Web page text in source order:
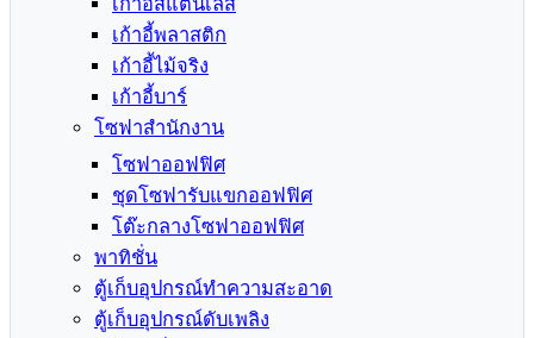
เก้าอี้พลาสติก
เก้าอี้ไม้จริง
เก้าอี้บาร์
โซฟาสำนักงาน
โซฟาออฟฟิศ
ชุดโซฟารับแขกออฟฟิศ
โต๊ะกลางโซฟาออฟฟิศ
พาทิชั่น
ตู้เก็บอุปกรณ์ทำความสะอาด
ตู้เก็บอุปกรณ์ดับเพลิง